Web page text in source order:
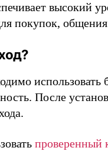
высокий
покупок,
использовать
После
проверенный